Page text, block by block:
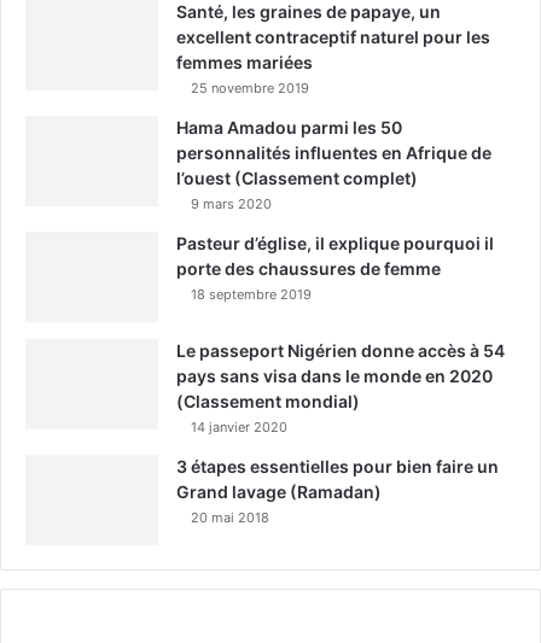
Santé, les graines de papaye, un
excellent contraceptif naturel pour les
femmes mariées
25 novembre 2019
Hama Amadou parmi les 50
personnalités influentes en Afrique de
l’ouest (Classement complet)
9 mars 2020
Pasteur d’église, il explique pourquoi il
porte des chaussures de femme
18 septembre 2019
Le passeport Nigérien donne accès à 54
pays sans visa dans le monde en 2020
(Classement mondial)
14 janvier 2020
3 étapes essentielles pour bien faire un
Grand lavage (Ramadan)
20 mai 2018